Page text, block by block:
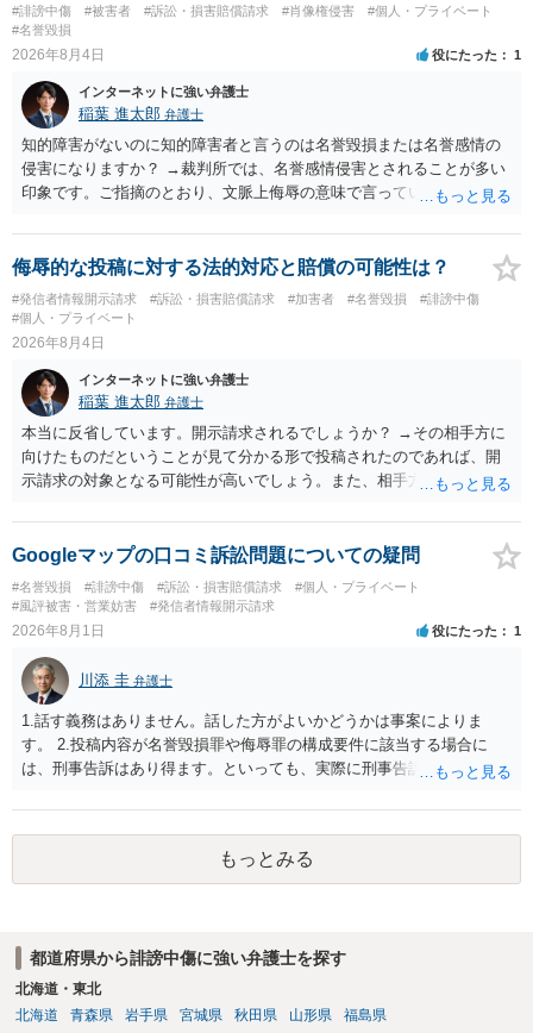
#誹謗中傷 #被害者 #訴訟・損害賠償請求 #肖像権侵害
#個人・プライベート
#名誉毀損
2026年8月4日 役にたった 1
インターネットに強い弁護士
稲葉 進太郎 弁護士
知的障害がないのに知的障害者と言うのは名誉毀損または名誉感情の
侵害になりますか？ →裁判所では、名誉感情侵害とされることが多い
印象です。ご指摘のとおり、文脈上侮辱の意味で言っている点も加味
侮辱的な投稿に対する法的対応と賠償の可能性は？
#発信者情報開示請求 #訴訟・損害賠償請求 #加害者 #名誉毀損
#誹謗中傷
#個人・プライベート
2026年8月4日
インターネットに強い弁護士
稲葉 進太郎 弁護士
本当に反省しています。開示請求されるでしょうか？ →その相手方に
向けたものだということが見て分かる形で投稿されたのであれば、開
示請求の対象となる可能性が高いでしょう。また、相手方の投稿した
と存じます。発信者情報開示請求が進むと、投稿に使った回線の契約
者のところに、意見照会がなされます。アカウント情報開示の場合
は、アカウントの登録メールに意見照会がなされます。 また、された
場合賠償金はいくらでしょうか。 →ケースバイケースであり、数万円
から１００万単位まで様々でしょう。裁判外であれば交渉して相手方
Googleマップの口コミ訴訟問題についての疑問
#名誉毀損 #誹謗中傷 #訴訟・損害賠償請求
#個人・プライベート
#風評被害・営業妨害
#発信者情報開示請求
2026年8月1日 役にたった 1
川添 圭 弁護士
1.話す義務はありません。話した方がよいかどうかは事案によりま
す。 2.投稿内容が名誉毀損罪や侮辱罪の構成要件に該当する場合に
は、刑事告訴はあり得ます。といっても、実際に刑事告訴に動くかど
です。Googleは電話番号の開示請求もできることが多いので、少しで
も特定可能になるよう、複数ルートで開示請求が行われることが多い
です。さらにいえば、利用者からの口コミ投稿の場合、開示請求者は
ある程度対象者を特定できている（ただし証拠による裏付けか必要な
もっとみる
都道府県から誹謗中傷に強い弁護士を探す
北海道・東北
北海道
青森県 岩手県 宮城県 秋田県 山形県 福島県